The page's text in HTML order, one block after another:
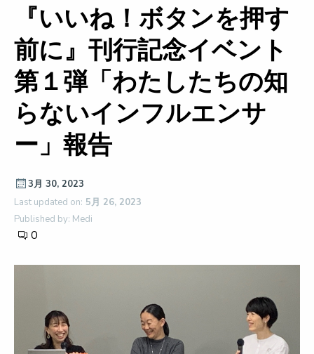
『いいね！ボタンを押す
前に』刊行記念イベント
第１弾「わたしたちの知
らないインフルエンサ
ー」報告
3月 30, 2023
Last updated on: 5月 26, 2023
Published by: Medi
0